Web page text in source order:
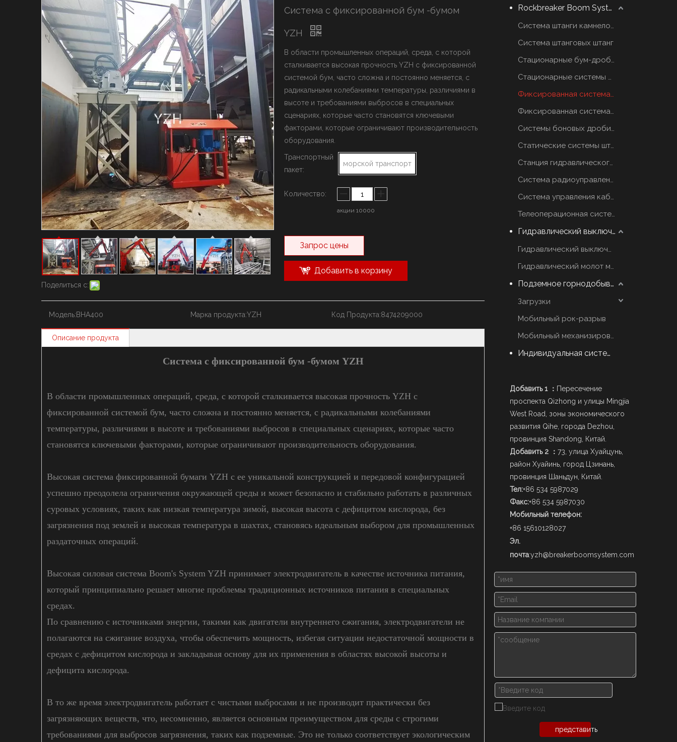
Гидравлический выключатель марки YZH
Гидравлический молот марки Rammer
Индивидуальная система стрел
Поделиться с:
Система с фиксированной бум -бумом
YZH
В области промышленных операций, среда, с которой
сталкивается высокая прочность YZH с фиксированной
системой бум, часто сложна и постоянно меняется, с
радикальными колебаниями температуры, различиями в
высоте и требованиями выбросов в специальных
сценариях, которые часто становятся ключевыми
факторами, которые ограничивают производительность
оборудования.
Транспортный
пакет:
морской транспорт
Количество:
акции 10000
Запрос цены
Добавить в корзину
Модель:BHA400 Марка продукта:YZH Код Продукта:8474209000
Описание продукта
Система с фиксированной бум -бумом YZH
В области промышленных операций, среда, с которой сталкивается высокая прочность YZH с
фиксированной системой бум, часто сложна и постоянно меняется, с радикальными колебаниями
температуры, различиями в высоте и требованиями выбросов в специальных сценариях, которые часто
становятся ключевыми факторами, которые ограничивают производительность оборудования.
Высокая система фиксированной бумаги YZH с ее уникальной конструкцией и передовой конфигурацией
успешно преодолела ограничения окружающей среды и может безопасно и стабильно работать в различных
суровых условиях, таких как низкая температура зимой, высокая высота с дефицитом кислорода, без
загрязнения под землей и высокая температура в шахтах, становясь идеальным выбором для промышленных
раздаточных операций.
Высокая силовая система Boom's System YZH принимает электродвигатель в качестве источника питания,
который принципиально решает многие проблемы традиционных источников питания в специальных
средах.
По сравнению с источниками энергии, такими как двигатели внутреннего сжигания, электродвигатели не
полагаются на сжигание воздуха, чтобы обеспечить мощность, избегая ситуации недостаточной мощности в
средах с дефицитом кислорода и закладывая основу для их применения в областях высокой высоты и
дефицита кислорода.
В то же время электродвигатель работает с чистыми выбросами и не производит практически без
загрязняющих веществ, что, несомненно, является основным преимуществом для среды с строгими
требованиями для выбросов загрязнения, таких как подземные. Это не только соответствует экологическим
Rockbreaker Boom System
Система штанги камнеломщика
Система штанговых штанг
Стационарные бум-дробилки
Стационарные системы отбойных молотков
Фиксированная система грохотов
Фиксированная система грохотов
Системы боновых дробилок
Статические системы штанговых отбойников
Станция гидравлического масла
Система радиоуправления
Система управления кабиной
Телеоперационная система
Гидравлический выключатель молот
Гидравлический выключатель марки YZH
Гидравлический молот марки Rammer
Подземное горнодобывающее оборудование
Загрузки
Мобильный рок-разрыв
Мобильный механизированный Scaler
Индивидуальная система стрел
Добавить 1 ： Пересечение
проспекта Qizhong и улицы Mingjia
West Road, зоны экономического
развития Qihe, города Dezhou,
провинция Shandong, Китай.
Добавить 2 ： 73, улица Хуайцунь,
район Хуайинь, город Цзинань,
провинция Шаньдун, Китай.
Тел:+86 534 5987029
Факс:+86 534 5987030
Мобильный телефон:
+86 15610128027
Эл.
почта:yzh@breakerboomsystem.com
представить